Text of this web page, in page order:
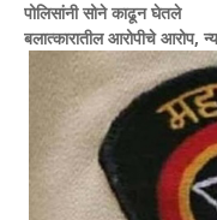
पोलिसांनी सोने काढून घेतले
बलात्कारातील आरोपीचे आरोप,